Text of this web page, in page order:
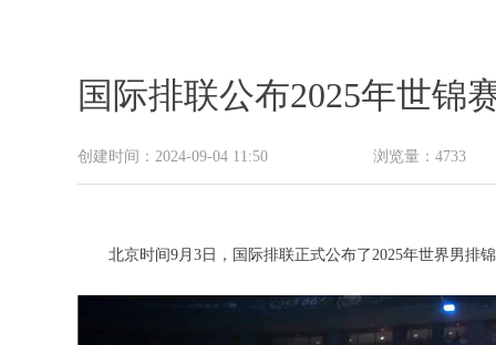
国际排联公布2025年世锦
北京时间9月3日，国际排联正式公布了2025年世界男排
创建时间： 2024-09-04 11:50 浏览量： 4733